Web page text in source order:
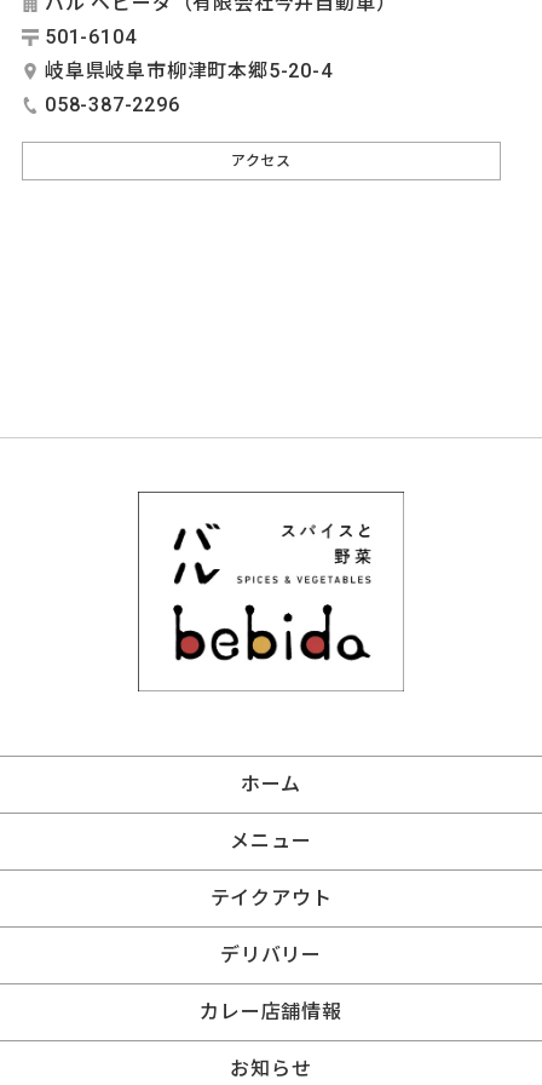
501-6104
岐阜県岐阜市柳津町本郷5-20-4
058-387-2296
アクセス
ホーム
メニュー
テイクアウト
デリバリー
カレー店舗情報
お知らせ